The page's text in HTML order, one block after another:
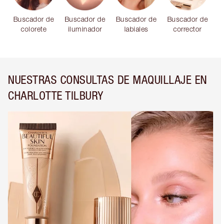
Buscador de
colorete
Buscador de
iluminador
Buscador de
labiales
Buscador de
corrector
NUESTRAS CONSULTAS DE MAQUILLAJE EN
CHARLOTTE TILBURY